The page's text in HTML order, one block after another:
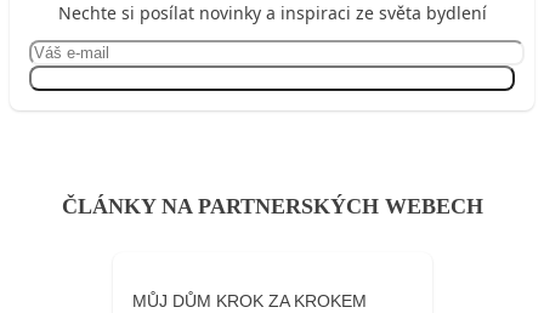
Nechte si posílat novinky a inspiraci ze světa bydlení
ČLÁNKY NA PARTNERSKÝCH WEBECH
MŮJ DŮM KROK ZA KROKEM